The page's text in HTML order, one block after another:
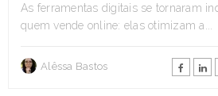
As ferramentas digitais se tornaram
quem vende online: elas otimizam a...
Alêssa Bastos